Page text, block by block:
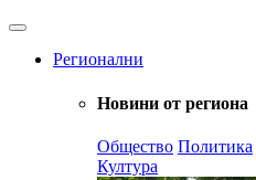
Регионални
Новини от региона
Общество Политика
Култура